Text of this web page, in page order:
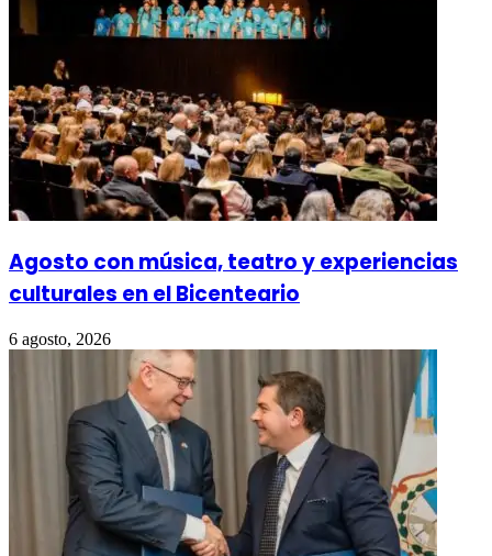
Agosto con música, teatro y experiencias
culturales en el Bicenteario
6 agosto, 2026